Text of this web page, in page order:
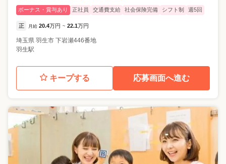
ボーナス・賞与あり 正社員 交通費支給 社会保険完備 シフト制 週5回
正 月給 20.4万円 ~ 22.1万円
埼玉県 羽生市 下岩瀬446番地
羽生駅
キープする 応募画面へ進む